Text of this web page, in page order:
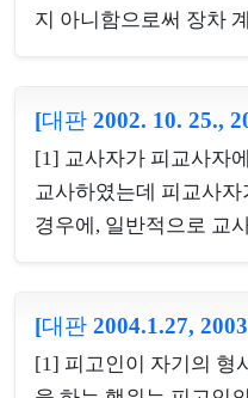
방조한 경우에도 정범
자가 정범의 범죄행위
하여야 할 제반 조치를
하여 정범의 실행행위
립된다. [4] ...
지 아니함으로써 장차
상대방으로부터 재물의
익을 받고, 상대방은 그
받았더라면 당해 거래
이 경험칙상 명백한 경
지하지 아니한 것은 고
대방을 기망한 것이 되
고 자동차 매매에 있어
[대판 2002. 10. 25.,
[1] 교사자가 피교사자
교사하였는데 피교사
경우에, 일반적으로 교
가능성이 있는 때에는
있다. [2] 살인죄의 범
해자가 사망할 수도 있
[대판 2004.1.27,
[1] 피고인이 자기의 형